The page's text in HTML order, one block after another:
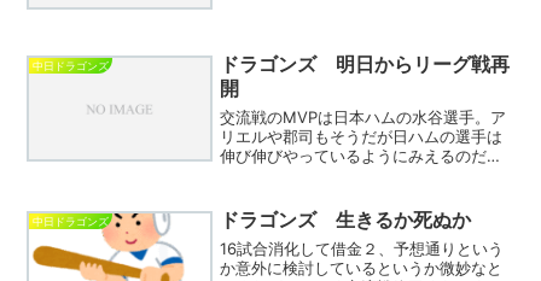
歩も工夫も見られない...
中日ドラゴンズ
ドラゴンズ 明日からリーグ戦再
開
交流戦のMVPは日本ハムの水谷選手。ア
リエルや郡司もそうだが日ハムの選手は
伸び伸びやっているようにみえるのだ
同士で話題になったが随分と差がついた
ように思える。中島が1軍...
中日ドラゴンズ ドラゴンズ 生きるか死ぬか
16試合消化して借金２、予想通りという
か意外に検討しているというか微妙なと